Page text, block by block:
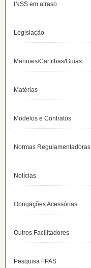
INSS em atraso
Legislação
Manuais/Cartilhas/Guias
Matérias
Modelos e Contratos
Normas Regulamentadoras
Notícias
Obrigações Acessórias
Outros Facilitadores
Pesquisa FPAS